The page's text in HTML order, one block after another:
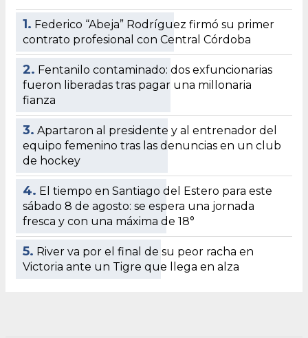
1. Federico “Abeja” Rodríguez firmó su primer
contrato profesional con Central Córdoba
2. Fentanilo contaminado: dos exfuncionarias
fueron liberadas tras pagar una millonaria
fianza
3. Apartaron al presidente y al entrenador del
equipo femenino tras las denuncias en un club
de hockey
4. El tiempo en Santiago del Estero para este
sábado 8 de agosto: se espera una jornada
fresca y con una máxima de 18°
5. River va por el final de su peor racha en
Victoria ante un Tigre que llega en alza